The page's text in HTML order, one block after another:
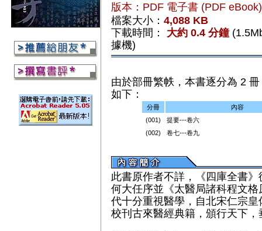
版本：PDF 電子書 (PDF
檔案大小： 4,088 KB
下載時間：
大約 0.4 分鐘
據機)
由於部冊繁帙，本書逐分為 2
如下：
分冊
內容
(001)
提要---卷六
(002)
卷七---卷九
此書原作者不詳，《四庫全書
何大任序並《太醫局諸科程文
代十分重視醫學，自北宋仁宗
校刊古來醫經典籍，頒行天下，